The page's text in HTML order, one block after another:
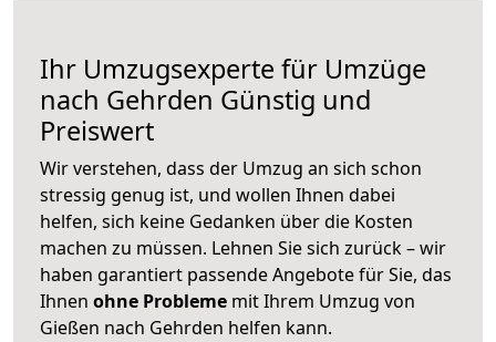
Ihr Umzugsexperte für Umzüge
nach Gehrden Günstig und
Preiswert
Wir verstehen, dass der Umzug an sich schon
stressig genug ist, und wollen Ihnen dabei
helfen, sich keine Gedanken über die Kosten
machen zu müssen. Lehnen Sie sich zurück – wir
haben garantiert passende Angebote für Sie, das
Ihnen ohne Probleme mit Ihrem Umzug von
Gießen nach Gehrden helfen kann.